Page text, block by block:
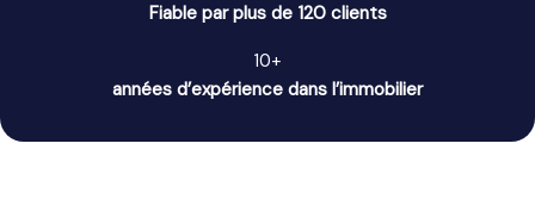
Fiable par plus de 120 clients
10+
années d’expérience dans l’immobilier